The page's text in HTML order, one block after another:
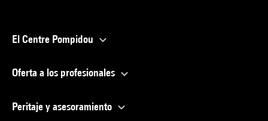
El Centre Pompidou
Oferta a los profesionales
Peritaje y asesoramiento